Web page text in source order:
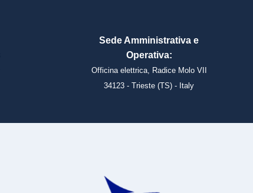
Sede Amministrativa e
Operativa:
Officina elettrica, Radice Molo VII
34123 - Trieste (TS) - Italy